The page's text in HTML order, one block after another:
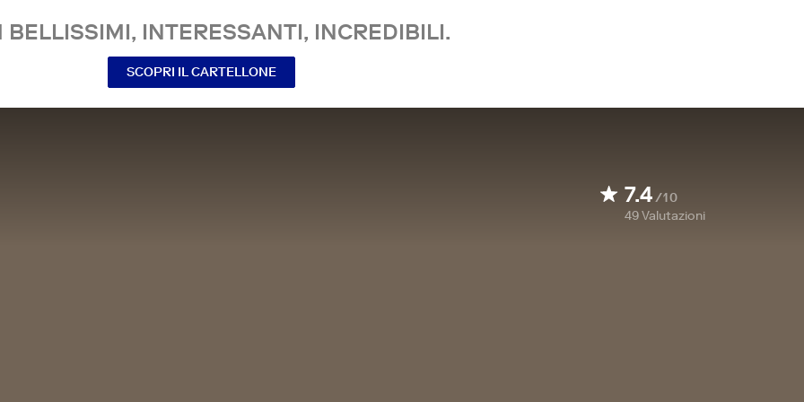
BELLISSIMI, INTERESSANTI, INCREDIBILI.
SCOPRI IL CARTELLONE
7.4/10
49Valutazioni